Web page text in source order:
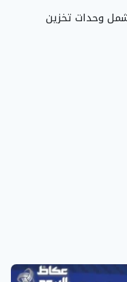
وحدات تخزين